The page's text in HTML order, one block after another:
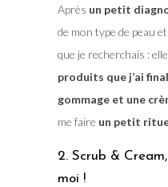
Après un petit
de mon type de peau
que je recherchais :
produits que j’ai
gommage et une
me faire un petit
2. Scrub &
moi !